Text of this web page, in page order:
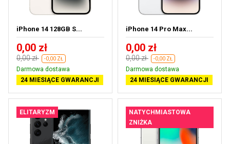
iPhone 14 128GB S...
0,00 zł
0,00 zł -0,00 ZŁ
Darmowa dostawa
24 MIESIĄCE GWARANCJI
iPhone 14 Pro Max...
0,00 zł
0,00 zł -0,00 ZŁ
Darmowa dostawa
24 MIESIĄCE GWARANCJI
ELITARYZM
NATYCHMIASTOWA
ZNIŻKA